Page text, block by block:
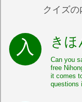
クイズの
き
Can you
free
it comes
questions